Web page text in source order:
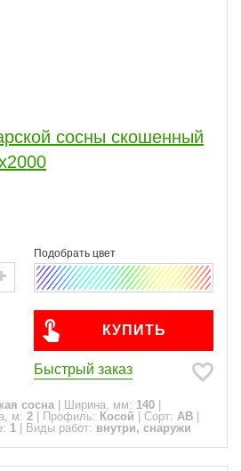
сосны скошенный
КУПИТЬ
Быстрый заказ
сосна Ширина, мм: 140
м: 2 Профиль: Косой Сорт: АВ
1 Виды работ: внутри, снаружи